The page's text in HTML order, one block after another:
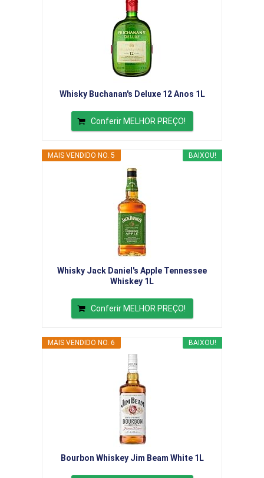
Whisky Buchanan's Deluxe 12 Anos 1L
Conferir MELHOR PREÇO!
BAIXOU!
MAIS VENDIDO NO. 5
Whisky Jack Daniel's Apple Tennessee
Whiskey 1L
Conferir MELHOR PREÇO!
BAIXOU!
MAIS VENDIDO NO. 6
Bourbon Whiskey Jim Beam White 1L